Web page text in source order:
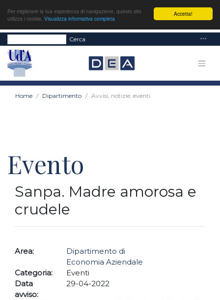
Accetta!
Per migliorare la tua esperienza di navigazione, questo sito
utilizza i cookie. Visualizza informativa completa
Cerca
Home Dipartimento Avvisi, notizie, eventi
Evento
Sanpa. Madre amorosa e
crudele
Area:
Dipartimento di
Economia Aziendale
Categoria:
Eventi
Data
avviso:
29-04-2022